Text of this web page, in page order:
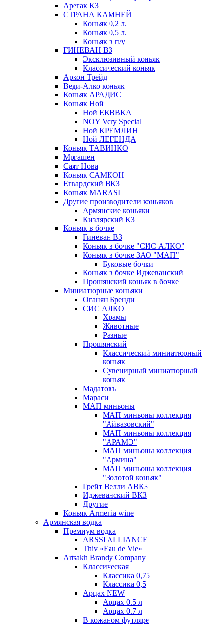
Арегак КЗ
СТРАНА КАМНЕЙ
Коньяк 0,2 л.
Коньяк 0,5 л.
Коньяк в п/у
ГИНЕВАН ВЗ
Эксклюзивный коньяк
Классический коньяк
Аркон Трейд
Веди-Алко коньяк
Коньяк АРАДИС
Коньяк Ной
Ной ЕКВВКА
NOY Very Special
Ной КРЕМЛИН
Ной ЛЕГЕНДА
Коньяк ТАВИНКО
Мргашен
Саят Нова
Коньяк САМКОН
Егвардский ВКЗ
Коньяк MARASI
Другие производители коньяков
Армянские коньяки
Кизлярский КЗ
Коньяк в бочке
Гиневан ВЗ
Коньяк в бочке "СИС АЛКО"
Коньяк в бочке ЗАО "МАП"
Буковые бочки
Коньяк в бочке Иджеванский
Прошянский коньяк в бочке
Миниатюрные коньяки
Оганян Бренди
СИС АЛКО
Храмы
Животные
Разные
Прошянский
Классический миниатюрный
коньяк
Сувенирный миниатюрный
коньяк
Мадатовъ
Мараси
МАП миньоны
МАП миньоны коллекция
"Айвазовский"
МАП миньоны коллекция
"АРАМЭ"
МАП миньоны коллекция
"Армина"
МАП миньоны коллекция
"Золотой коньяк"
Грейт Велли АВКЗ
Иджеванский ВКЗ
Другие
Коньяк Armenia wine
Армянская водка
Премиум водка
ARSSI ALLIANCE
Thiv «Eau de Vie»
Artsakh Brandy Company
Классическая
Классика 0,75
Классика 0,5
Арцах NEW
Арцах 0.5 л
Арцах 0.7 л
В кожаном футляре